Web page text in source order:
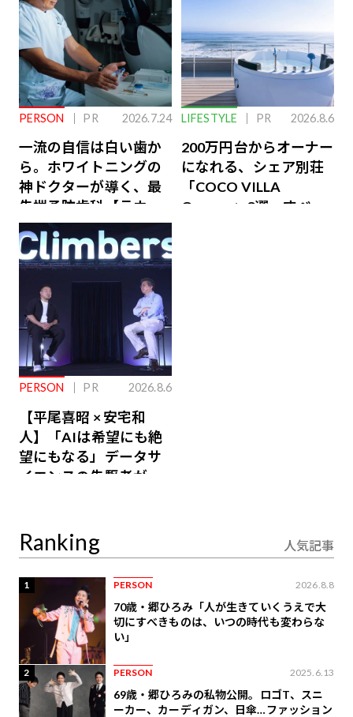
PERSON PR 2026.7.24
一流の自信は白い歯か
ら。ホワイトニングの
神ドクターが導く、最
先端予防歯科【ラウン
ジ会員特典あり】
LIFESTYLE PR 2026.8.6
200万円台からオーナー
になれる、シェア別荘
「COCO VILLA
Owners」3選。すべて
PERSON PR 2026.8.6
【平尾喜昭 × 安宅和
人】「AIは希望にも絶
望にもなる」データサ
イエンスの先駆者が語
Ranking 人気記事
1 PERSON 2026.8.8
70歳・郷ひろみ「人が生きていくうえで大
切にすべきものは、いつの時代も変わらな
い」
2 PERSON 2025.6.13
69歳・郷ひろみの私物公開。ロゴT、スニ
ーカー、カーディガン、日傘…ファッション